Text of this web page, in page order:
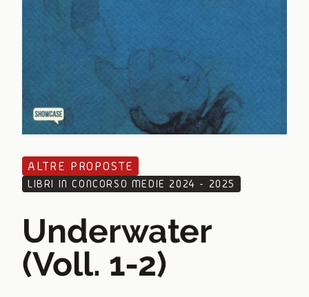
ALTRE PROPOSTE
LIBRI IN CONCORSO MEDIE 2024 - 2025
Underwater
(Voll. 1-2)